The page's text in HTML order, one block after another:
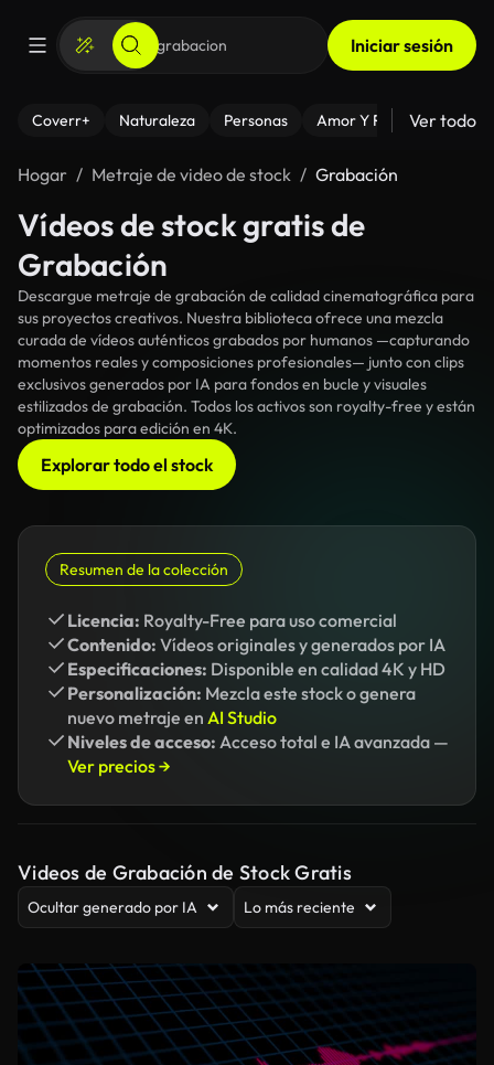
Iniciar sesión
Coverr+ Naturaleza Personas Amor Y Relaciones
Ver todo
Hogar Metraje de video de stock Grabación
Vídeos de stock gratis de
Grabación
Descargue metraje de grabación de calidad cinematográfica para
sus proyectos creativos. Nuestra biblioteca ofrece una mezcla
curada de vídeos auténticos grabados por humanos —capturando
momentos reales y composiciones profesionales— junto con clips
exclusivos generados por IA para fondos en bucle y visuales
estilizados de grabación. Todos los activos son royalty-free y están
optimizados para edición en 4K.
Explorar todo el stock
Resumen de la colección
Licencia: Royalty-Free para uso comercial
Contenido: Vídeos originales y generados por IA
Especificaciones: Disponible en calidad 4K y HD
Personalización: Mezcla este stock o genera
nuevo metraje en AI Studio
Niveles de acceso: Acceso total e IA avanzada —
Ver precios →
Videos de Grabación de Stock Gratis
Ocultar generado por IA Lo más reciente